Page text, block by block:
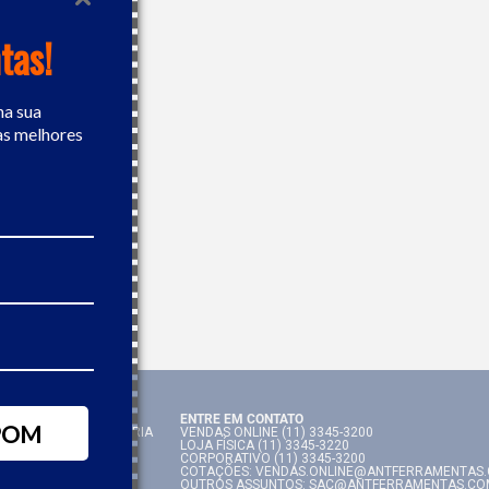
sua
melhores
ELÉTRICAS E A BATERIA
MANUAIS
ENTRE EM CONTATO
VENDAS ONLINE (11) 3345-3200
LOJA FÍSICA (11) 3345-3220
CORPORATIVO (11) 3345-3200
COTAÇÕES:
OUTROS ASSUNTOS: